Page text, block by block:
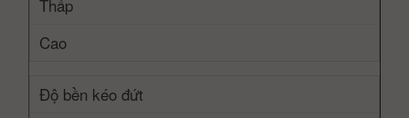
Thấp
Cao
Độ bền kéo đứt